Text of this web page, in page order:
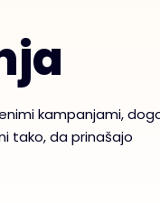
kampanjami,
tako, da prinašajo